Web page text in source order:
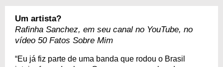
Um artista?
Rafinha Sanchez, em seu canal no YouTube, no
vídeo 50 Fatos Sobre Mim
“Eu já fiz parte de uma banda que rodou o Brasil